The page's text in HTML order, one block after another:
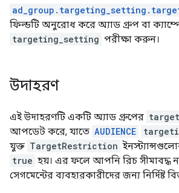
ফিল্ডটি অনুরোধ করে অ্যাড গ্রুপ বা
targeting_setting পরীক্ষা করুন।
উদাহরণ
এই উদাহরণটি একটি অ্যাড গ্রুপের
আপডেট করে, যাতে AUDIENCE
যুক্ত TargetRestriction
true হয়। এর ফলে আপনি রিচ সীমাবদ্ধ
সেগমেন্টের ব্যবহারকারীদের জন্য নির্দিষ্ট